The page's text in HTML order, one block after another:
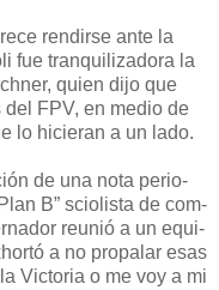
ren­dir­se an­te la
fue tran­qui­li­za­do­ra la
quien di­jo que
del FPV, en medio de
lo hi­cie­ran a un la­do.
de una no­ta pe­rio­
B” scio­lis­ta de com­
reu­nió a un equi­
a no pro­pa­lar esas
Vic­to­ria o me voy a mi